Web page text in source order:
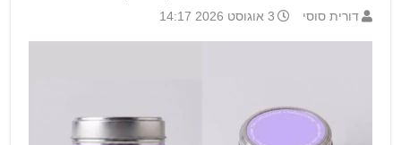
דורית סוסי 3 אוגוסט 2026 14:17